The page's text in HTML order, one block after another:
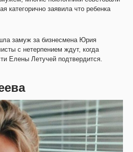
категорично заявила что ребенка
замуж за бизнесмена Юрия
с нетерпением ждут, когда
Елены Летучей подтвердится.